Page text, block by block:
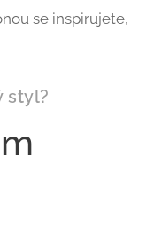
se inspirujete,
styl?